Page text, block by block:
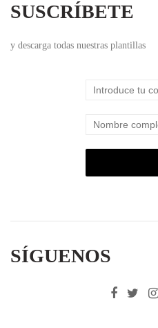
SUSCRÍBETE
y descarga todas nuestras plantillas
SÍGUENOS